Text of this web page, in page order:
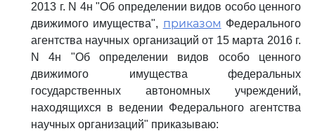
2013 г. N 4н "Об определении видов особо ценного
движимого имущества", приказом Федерального
агентства научных организаций от 15 марта 2016 г.
N 4н "Об определении видов особо ценного
движимого имущества федеральных
государственных автономных учреждений,
находящихся в ведении Федерального агентства
научных организаций" приказываю: